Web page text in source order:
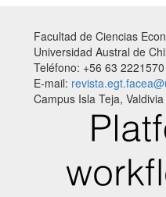
Facultad de Ciencias
Universidad Austral de
Teléfono: +56 63 2221570
E-mail:
Campus Isla Teja,